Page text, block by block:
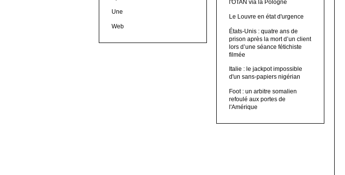
Une
Web
l'OTAN via la Pologne
Le Louvre en état d'urgence
États-Unis : quatre ans de
prison après la mort d’un client
lors d’une séance fétichiste
filmée
Italie : le jackpot impossible
d'un sans-papiers nigérian
Foot : un arbitre somalien
refoulé aux portes de
l'Amérique